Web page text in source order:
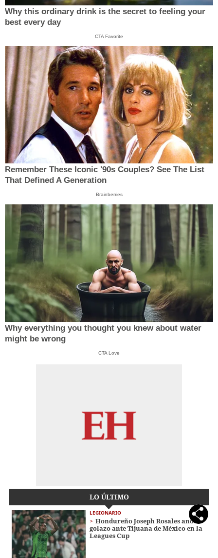
Why this ordinary drink is the secret to feeling your
best every day
CTA Favorite
Remember These Iconic '90s Couples? See The List
That Defined A Generation
Brainberries
Why everything you thought you knew about water
might be wrong
CTA Love
LO ÚLTIMO
LEGIONARIO
Hondureño Joseph Rosales anota
golazo ante Tijuana de México en la
Leagues Cup